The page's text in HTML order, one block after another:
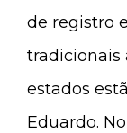
de registro
tradicionais
estados
Eduardo.